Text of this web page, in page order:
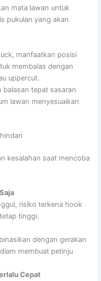
mata lawan untuk
pukulan yang akan
manfaatkan posisi
membalas dengan
uppercut.
balasan tepat sasaran
lawan menyesuaikan
kesalahan saat mencoba
risiko terkena hook
tinggi.
dengan gerakan
membuat petinju
Cepat